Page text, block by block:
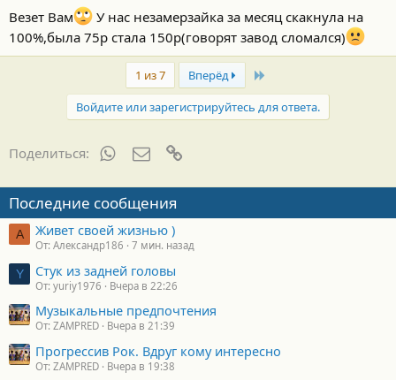
Везет Вам
У нас незамерзайка за месяц скакнула на
100%,была 75р стала 150р(говорят завод сломался)
1 из 7 Вперёд Last
Войдите или зарегистрируйтесь для ответа.
Поделиться: WhatsAppЭлектронная почта
Последние сообщения
А Живет своей жизнью )
От: Александр186 7 мин. назад
Y Стук из задней головы
От: yuriy1976 Вчера в 22:26
Музыкальные предпочтения
От: ZAMPRED Вчера в 21:39
Прогрессив Рок. Вдруг кому интересно
От: ZAMPRED Вчера в 19:38